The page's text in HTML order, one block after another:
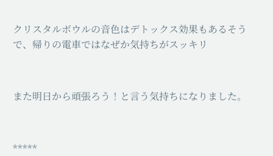
クリスタルボウルの音色はデトックス効果もあるそう
で、帰りの電車ではなぜか気持ちがスッキリ
また明日から頑張ろう！と言う気持ちになりました。
*****